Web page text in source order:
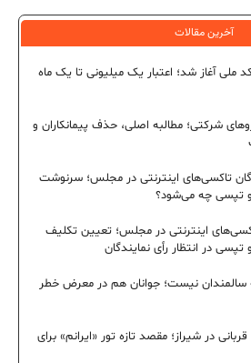
آخرین مقالات
ملی آغاز شد؛ اعتبار یک میلیونی تا یک ماه
شرکتی؛ مطالبه اصلی، حذف پیمانکاران و
تاکسی‌های اینترنتی در مجلس؛ سرنوشت
تپسی چه می‌شود؟
اینترنتی در مجلس؛ تعیین تکلیف
در انتظار رأی نمایندگان
سالمندان نیست؛ جوانان هم در معرض خطر
در شیراز؛ مقصد تازه تور «ایرانم» برای